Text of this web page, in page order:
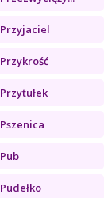
Przyjaciel
Przykrość
Przytułek
Pszenica
Pub
Pudełko